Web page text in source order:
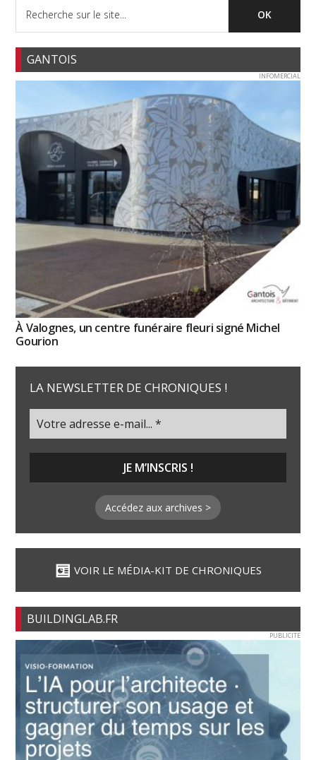
GANTOIS
INFOMERCIAL
À Valognes, un centre funéraire fleuri signé Michel
Gourion
LA NEWSLETTER DE CHRONIQUES !
Accédez aux archives >
VOIR LE MÉDIA-KIT DE CHRONIQUES
BUILDINGLAB.FR
PUBLICITE